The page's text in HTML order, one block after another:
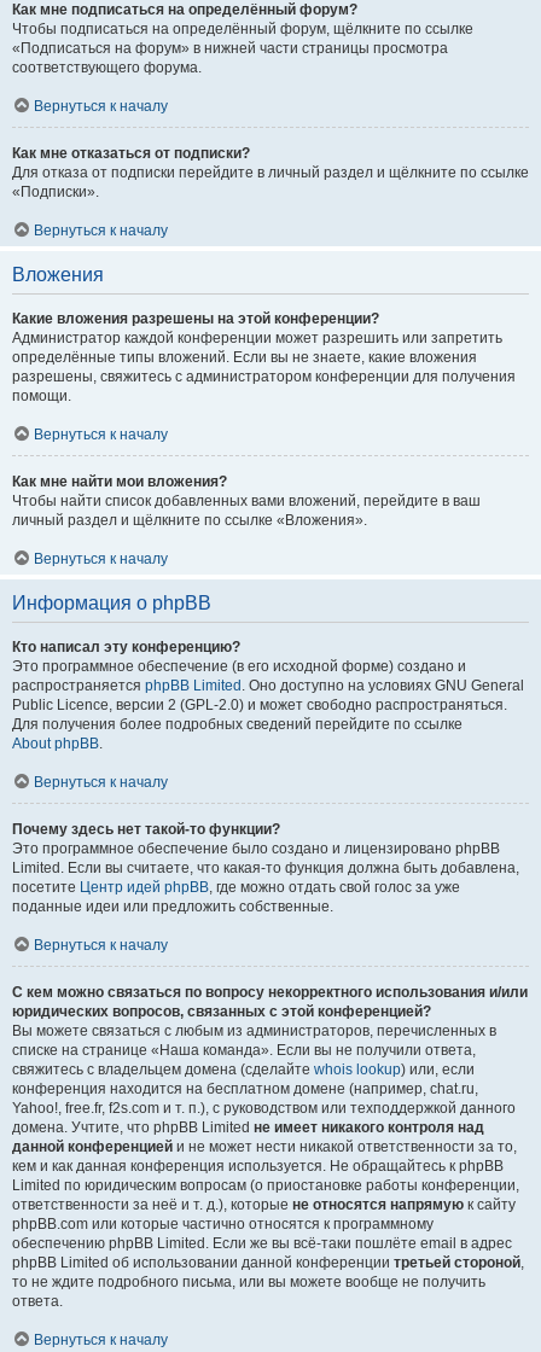
Как мне подписаться на определённый форум?
Чтобы подписаться на определённый форум, щёлкните по ссылке
«Подписаться на форум» в нижней части страницы просмотра
соответствующего форума.
Вернуться к началу
Как мне отказаться от подписки?
Для отказа от подписки перейдите в личный раздел и щёлкните по ссылке
«Подписки».
Вернуться к началу
Вложения
Какие вложения разрешены на этой конференции?
Администратор каждой конференции может разрешить или запретить
определённые типы вложений. Если вы не знаете, какие вложения
разрешены, свяжитесь с администратором конференции для получения
помощи.
Вернуться к началу
Как мне найти мои вложения?
Чтобы найти список добавленных вами вложений, перейдите в ваш
личный раздел и щёлкните по ссылке «Вложения».
Вернуться к началу
Информация о phpBB
Кто написал эту конференцию?
Это программное обеспечение (в его исходной форме) создано и
распространяется phpBB Limited . Оно доступно на условиях GNU General
Public Licence, версии 2 (GPL-2.0) и может свободно распространяться.
Для получения более подробных сведений перейдите по ссылке
About phpBB.
Вернуться к началу
Почему здесь нет такой-то функции?
Это программное обеспечение было создано и лицензировано phpBB
Limited. Если вы считаете, что какая-то функция должна быть добавлена,
посетите Центр идей phpBB, где можно отдать свой голос за уже
поданные идеи или предложить собственные.
Вернуться к началу
С кем можно связаться по вопросу некорректного использования и/или
юридических вопросов, связанных с этой конференцией?
Вы можете связаться с любым из администраторов, перечисленных в
списке на странице «Наша команда». Если вы не получили ответа,
свяжитесь с владельцем домена (сделайте whois lookup) или, если
конференция находится на бесплатном домене (например, chat.ru,
Yahoo!, free.fr, f2s.com и т. п.), с руководством или техподдержкой данного
домена. Учтите, что phpBB Limited не имеет никакого контроля над
данной конференцией и не может нести никакой ответственности за то,
кем и как данная конференция используется. Не обращайтесь к phpBB
Limited по юридическим вопросам (о приостановке работы конференции,
ответственности за неё и т. д.), которые не относятся напрямую к сайту
phpBB.com или которые частично относятся к программному
обеспечению phpBB Limited. Если же вы всё-таки пошлёте email в адрес
phpBB Limited об использовании данной конференции третьей стороной,
то не ждите подробного письма, или вы можете вообще не получить
ответа.
Вернуться к началу